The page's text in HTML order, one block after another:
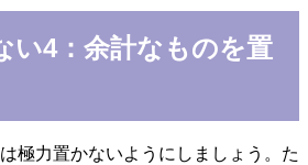
い4：余計なものを置
極力置かないようにしましょう。た